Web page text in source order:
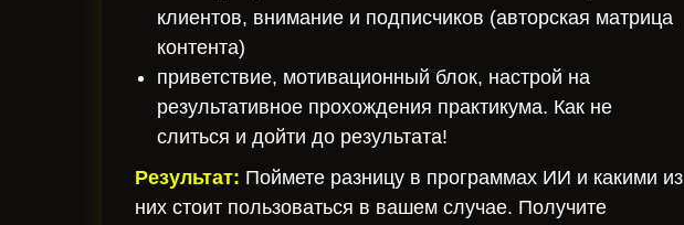
клиентов, внимание и подписчиков (авторская матрица
контента)
приветствие, мотивационный блок, настрой на
результативное прохождения практикума. Как не
слиться и дойти до результата!
Результат: Поймете разницу в программах ИИ и какими из
них стоит пользоваться в вашем случае. Получите